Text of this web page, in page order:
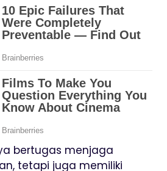
bertugas menjaga
tetapi juga memiliki